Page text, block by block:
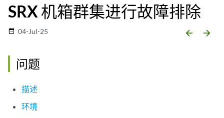
SRX 机箱群集进行故障排除
date_range 04-Jul-25 arrow_backward arrow_forward
问题
描述
环境